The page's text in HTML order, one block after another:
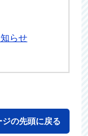
らせ
ジの先頭に戻る